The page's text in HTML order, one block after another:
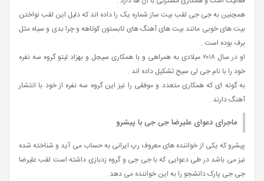
همچنین به جی جی لقب بیت ساز شماره یک را داده اند که دلیل این لقب نواختن
بیت های خوبی مانند بیت های آهنگ های تابستون کوتاهه و چرا بدی و سیاه مثل
برف بوده است .
او در سال ۲۰۱۸ میلادی به همراهی و با همکاری سیجل و بهزاد لیتو گروه سه نفره
خود را با نام جی لی سیج تشکیل داده اند .
به گونه ای که همکاری متعدد و موفقی را نیز این گروه سه نفره از خود با انتشار
آهنگ دارند .
ماجرای دعوای علیرضا جی جی با پیشرو
پیشرو که یکی از خواننده های معروف رپ ایرانی به حساب می آید و شناخته شده
نیز می باشد در طی دعوایی که با جی جی و گروه زدبازی داشته است لقب علیرضا
جی جی پارک دانشجو را به این خواننده می دهد .